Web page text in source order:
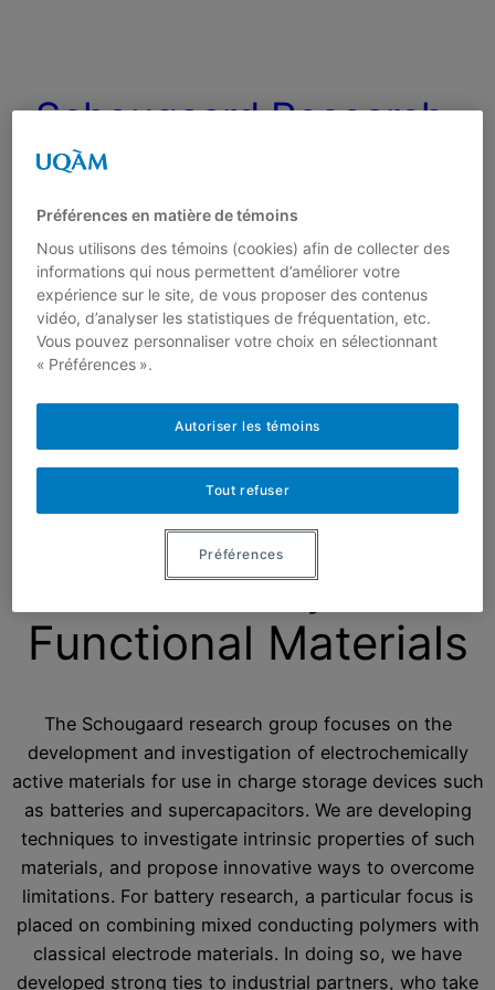
Schougaard Research
Group
Laboratory for
Functional Materials
The Schougaard research group focuses on the
development and investigation of electrochemically
active materials for use in charge storage devices such
as batteries and supercapacitors. We are developing
techniques to investigate intrinsic properties of such
materials, and propose innovative ways to overcome
limitations. For battery research, a particular focus is
placed on combining mixed conducting polymers with
classical electrode materials. In doing so, we have
developed strong ties to industrial partners, who take
Préférences en matière de témoins
Nous utilisons des témoins (cookies) afin de collecter des
informations qui nous permettent d’améliorer votre
expérience sur le site, de vous proposer des contenus
vidéo, d’analyser les statistiques de fréquentation, etc.
Vous pouvez personnaliser votre choix en sélectionnant
« Préférences ».
Tout refuser
Autoriser les témoins
Préférences